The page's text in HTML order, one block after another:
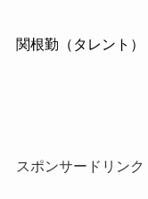
関根勤（タレント）
スポンサードリンク